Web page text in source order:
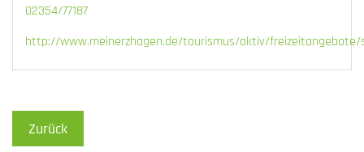
02354/77187
http://www.meinerzhagen.de/tourismus/aktiv/
Zurück